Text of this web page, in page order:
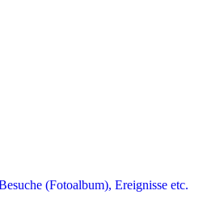
(Fotoalbum), Ereignisse etc.